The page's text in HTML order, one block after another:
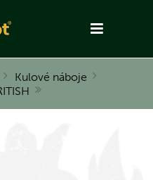
Kulové náboje